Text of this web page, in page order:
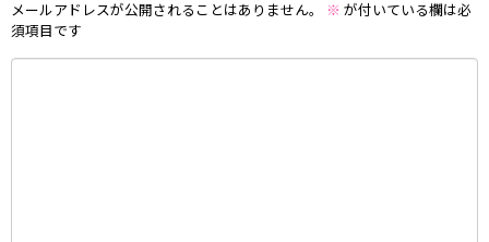
メールアドレスが公開されることはありません。 ※ が付いている欄は必
須項目です